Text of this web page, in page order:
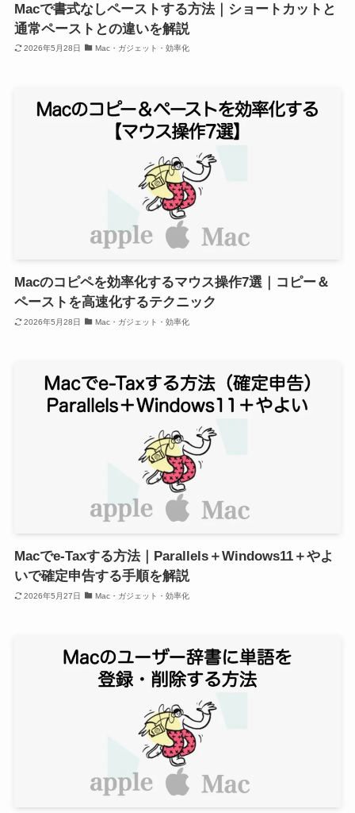
Macで書式なしペーストする方法｜ショートカットと
通常ペーストとの違いを解説
2026年5月28日 Mac・ガジェット・効率化
Macのコピペを効率化するマウス操作7選｜コピー＆
ペーストを高速化するテクニック
2026年5月28日 Mac・ガジェット・効率化
Macでe-Taxする方法｜Parallels＋Windows11＋やよ
いで確定申告する手順を解説
2026年5月27日 Mac・ガジェット・効率化